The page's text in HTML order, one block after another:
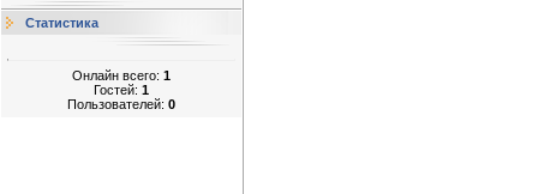
Статистика
Онлайн всего: 1
Гостей: 1
Пользователей: 0